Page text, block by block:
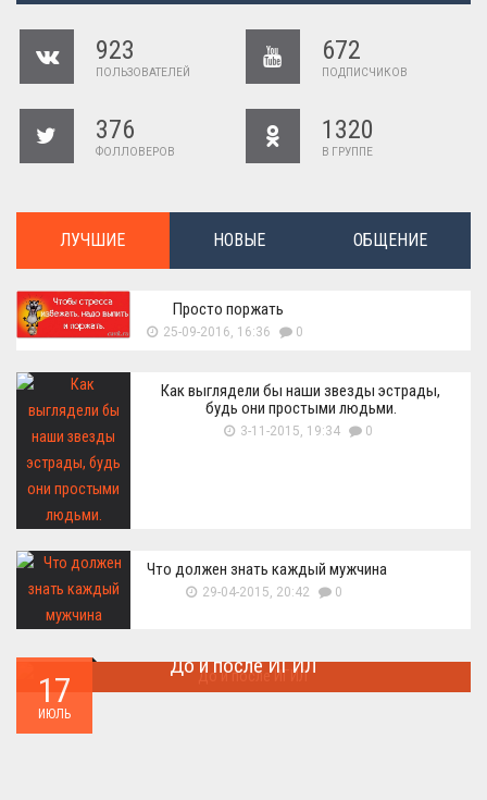
923
ПОЛЬЗОВАТЕЛЕЙ
672
ПОДПИСЧИКОВ
376
ФОЛЛОВЕРОВ
1320
В ГРУППЕ
ЛУЧШИЕ НОВЫЕ ОБЩЕНИЕ
Просто поржать
25-09-2016, 16:36 0
Как выглядели бы наши звезды эстрады,
будь они простыми людьми.
3-11-2015, 19:34 0
Что должен знать каждый мужчина
29-04-2015, 20:42 0
17
ИЮЛЬ
До и после ИГИЛ